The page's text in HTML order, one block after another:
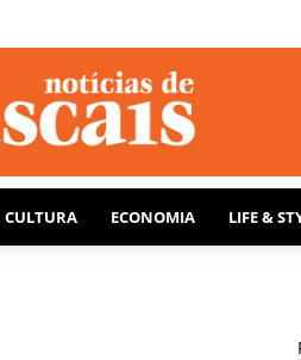
Notícias
CULTURA ECONOMIA LIFE &